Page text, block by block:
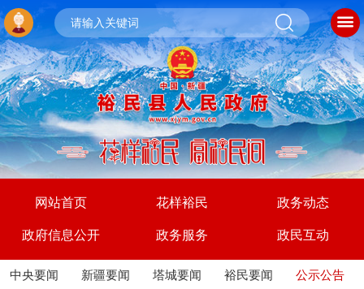
网站首页 花样裕民 政务动态
政府信息公开 政务服务 政民互动
中央要闻 新疆要闻 塔城要闻 裕民要闻 公示公告